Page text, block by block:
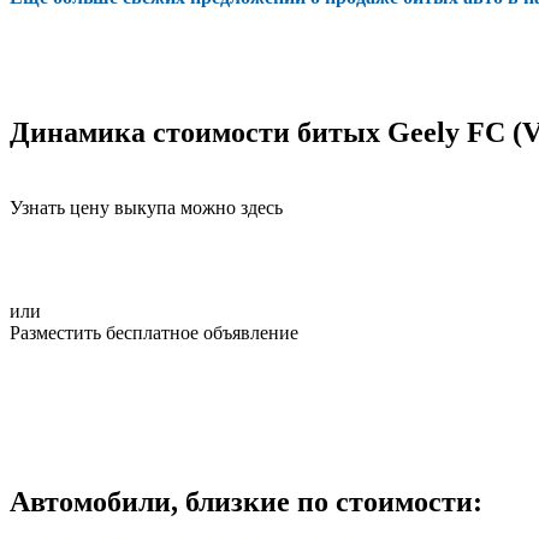
Динамика стоимости битых Geely FC
Узнать цену выкупа можно здесь
или
Разместить бесплатное объявление
Автомобили, близкие по стоимости: